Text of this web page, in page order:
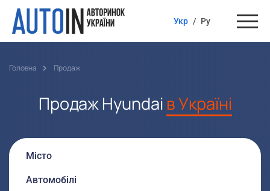
Укр / Ру
Головна Продаж
Продаж Hyundai в Україні